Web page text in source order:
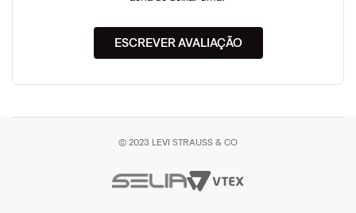
ESCREVER AVALIAÇÃO
© 2023 LEVI STRAUSS & CO